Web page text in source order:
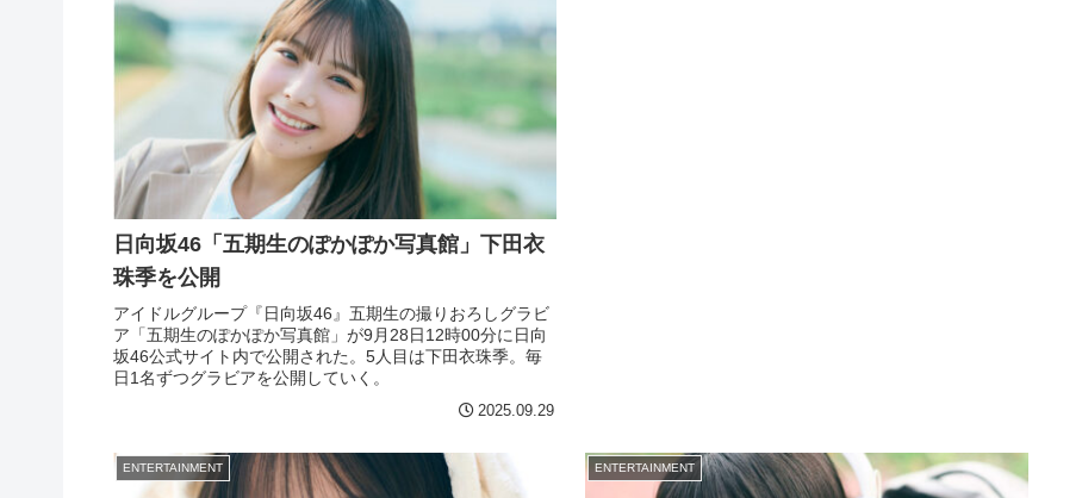
日向坂46「五期生のぽかぽか写真館」下田衣
珠季を公開
アイドルグループ『日向坂46』五期生の撮りおろしグラビ
ア「五期生のぽかぽか写真館」が9月28日12時00分に日向
坂46公式サイト内で公開された。5人目は下田衣珠季。毎
日1名ずつグラビアを公開していく。
2025.09.29
ENTERTAINMENT ENTERTAINMENT